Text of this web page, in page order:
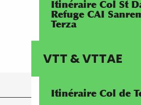
Itinéraire Col St
Refuge CAI
Terza
VTT & VTTAE
Itinéraire Col de